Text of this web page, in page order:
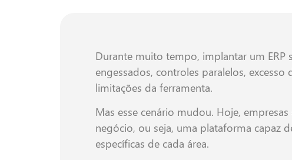
Durante muito tempo, implantar um ERP
engessados, controles paralelos,
limitações da ferramenta.
Mas esse cenário mudou. Hoje,
negócio, ou seja, uma plataforma capaz
específicas de cada área.